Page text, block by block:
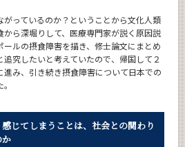
っているのか？ということから文化人類
ら深堀りして、医療専門家が説く原因説
ールの摂食障害を描き、修士論文にまとめ
究したいと考えていたので、帰国して２
み、引き続き摂食障害について日本での
じてしまうことは、 社会との関わり